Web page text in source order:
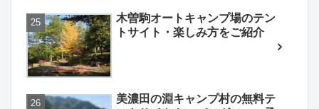
木曽駒オートキャンプ場のテン
トサイト・楽しみ方をご紹介
美濃田の淵キャンプ村の無料テ